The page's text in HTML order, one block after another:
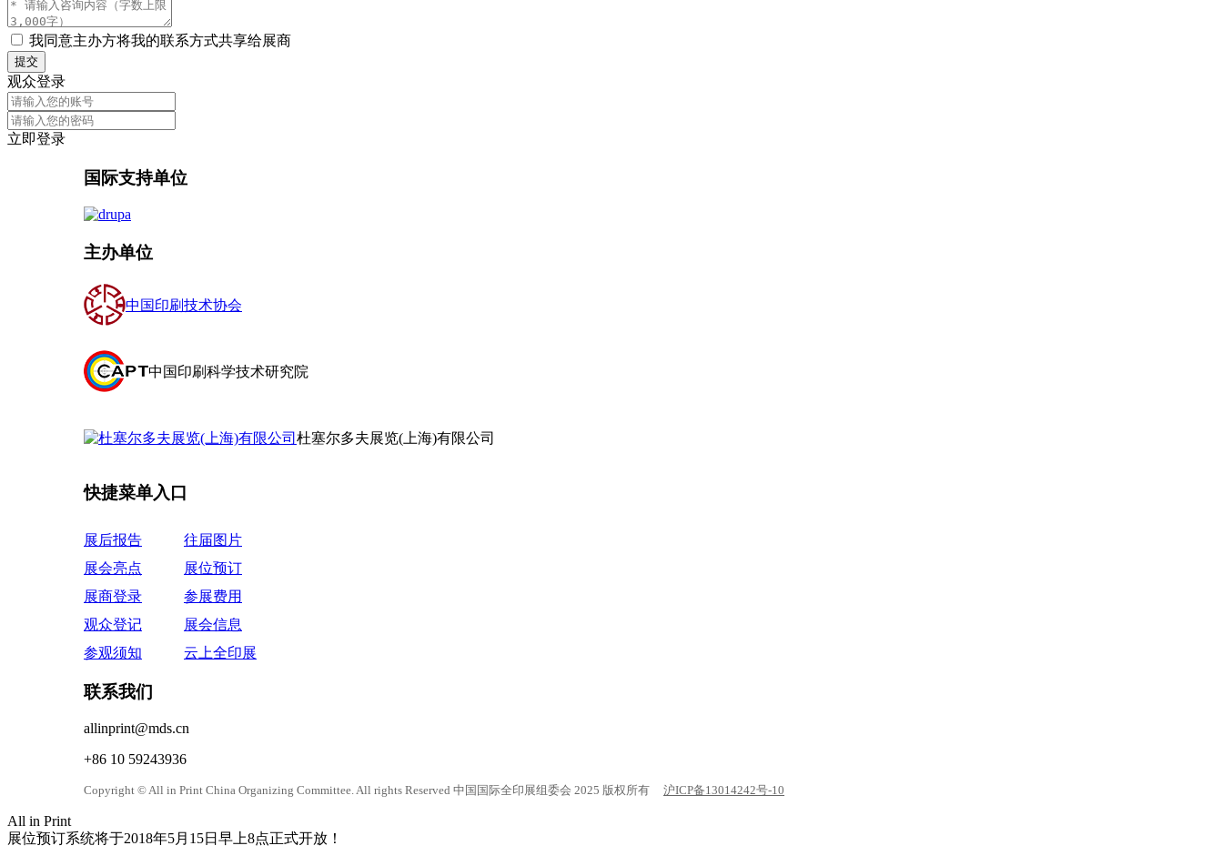
我同意主办方将我的联系方式共享给展商
提交
观众登录
立即登录
国际支持单位
主办单位
中国印刷技术协会
中国印刷科学技术研究院
杜塞尔多夫展览(上海)有限公司
快捷菜单入口
展后报告
往届图片
展会亮点
展位预订
展商登录
参展费用
观众登记
展会信息
参观须知
云上全印展
联系我们
allinprint@mds.cn
+86 10 59243936
Copyright © All in Print China Organizing Committee. All rights Reserved 中国国际全印展组委会 2025 版权所有 沪ICP备13014242号-10
All in Print
展位预订系统将于2018年5月15日早上8点正式开放！